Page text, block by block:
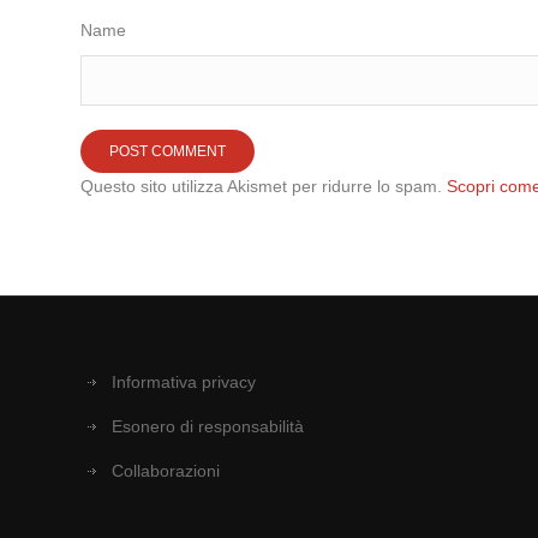
Name
Questo sito utilizza Akismet per ridurre lo spam.Scopri
Informativa privacy
Esonero di responsabilità
Collaborazioni